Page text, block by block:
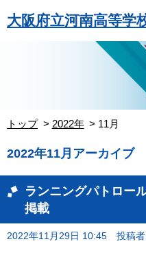
大阪府立河南高等学
トップ 2022年 11月
2022年11月アーカイブ
ランニングパトロー
掲載
2022年11月29日 10:45 投稿